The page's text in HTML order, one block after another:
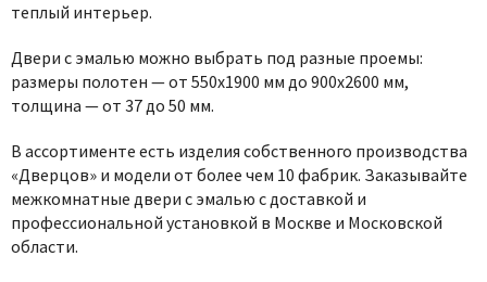
теплый интерьер.
Двери с эмалью можно выбрать под разные проемы:
размеры полотен — от 550х1900 мм до 900х2600 мм,
толщина — от 37 до 50 мм.
В ассортименте есть изделия собственного производства
«Дверцов» и модели от более чем 10 фабрик. Заказывайте
межкомнатные двери с эмалью с доставкой и
профессиональной установкой в Москве и Московской
области.